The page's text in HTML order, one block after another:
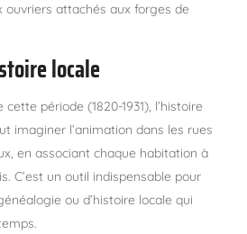
attachés aux forges de
locale
période (1820-1931), l’histoire
imaginer l’animation dans les rues
en associant chaque habitation à
C’est un outil indispensable pour
ou d’histoire locale qui